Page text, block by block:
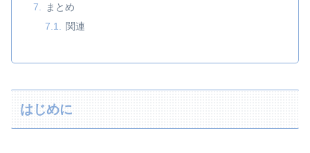
まとめ
関連
はじめに